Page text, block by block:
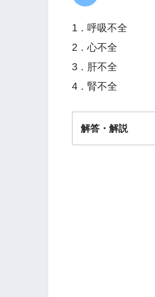
1．呼吸不全
2．心不全
3．肝不全
4．腎不全
解答・解説